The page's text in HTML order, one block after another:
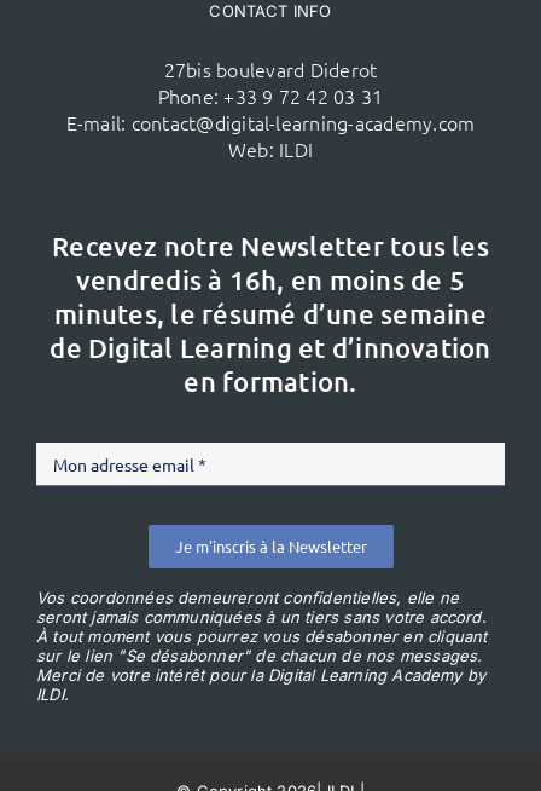
CONTACT INFO
27bis boulevard Diderot
Phone: +33 9 72 42 03 31
E-mail: contact@digital-learning-academy.com
Web: ILDI
Recevez notre Newsletter tous les
vendredis à 16h, en moins de 5
minutes, le résumé d’une semaine
de Digital Learning et d’innovation
en formation.
Je m'inscris à la Newsletter
Vos coordonnées demeureront confidentielles, elle ne
seront jamais communiquées à un tiers sans votre accord.
À tout moment vous pourrez vous désabonner en cliquant
sur le lien "Se désabonner" de chacun de nos messages.
Merci de votre intérêt pour la Digital Learning Academy by
ILDI.